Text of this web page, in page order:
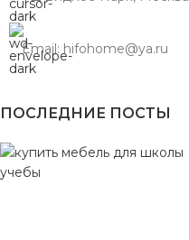
Email: hifohome@ya.ru
ПОСЛЕДНИЕ ПОСТЫ